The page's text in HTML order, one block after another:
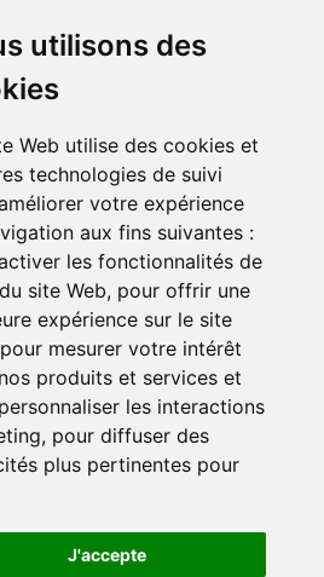
utilisons des
Web utilise des cookies et
technologies de suivi
votre expérience
aux fins suivantes :
les fonctionnalités de
site Web, pour offrir une
expérience sur le site
pour mesurer votre intérêt
produits et services et
les interactions
, pour diffuser des
plus pertinentes pour
J'accepte
nous